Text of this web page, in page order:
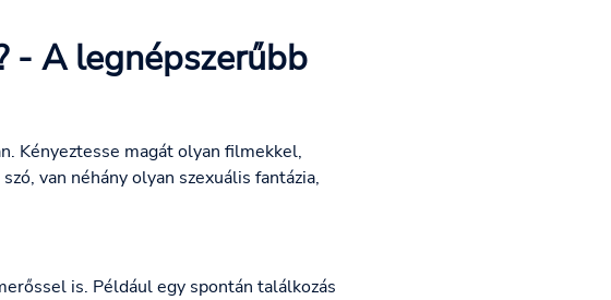
- A legnépszerűbb
Kényeztesse magát olyan filmekkel,
van néhány olyan szexuális fantázia,
is. Például egy spontán találkozás